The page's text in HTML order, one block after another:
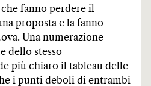
fanno perdere il
proposta e la fanno
Una numerazione
dello stesso
più chiaro il tableau delle
i punti deboli di entrambi